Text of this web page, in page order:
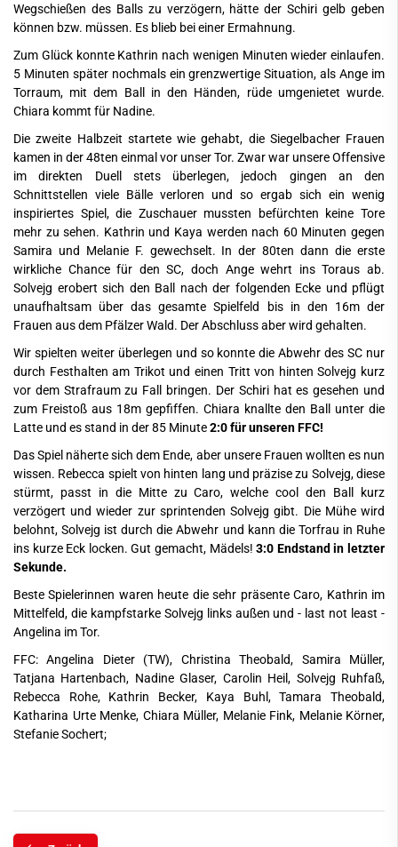
Wegschießen des Balls zu verzögern, hätte der Schiri gelb geben
können bzw. müssen. Es blieb bei einer Ermahnung.
Zum Glück konnte Kathrin nach wenigen Minuten wieder einlaufen.
5 Minuten später nochmals ein grenzwertige Situation, als Ange im
Torraum, mit dem Ball in den Händen, rüde umgenietet wurde.
Chiara kommt für Nadine.
Die zweite Halbzeit startete wie gehabt, die Siegelbacher Frauen
kamen in der 48ten einmal vor unser Tor. Zwar war unsere Offensive
im direkten Duell stets überlegen, jedoch gingen an den
Schnittstellen viele Bälle verloren und so ergab sich ein wenig
inspiriertes Spiel, die Zuschauer mussten befürchten keine Tore
mehr zu sehen. Kathrin und Kaya werden nach 60 Minuten gegen
Samira und Melanie F. gewechselt. In der 80ten dann die erste
wirkliche Chance für den SC, doch Ange wehrt ins Toraus ab.
Solvejg erobert sich den Ball nach der folgenden Ecke und pflügt
unaufhaltsam über das gesamte Spielfeld bis in den 16m der
Frauen aus dem Pfälzer Wald. Der Abschluss aber wird gehalten.
Wir spielten weiter überlegen und so konnte die Abwehr des SC nur
durch Festhalten am Trikot und einen Tritt von hinten Solvejg kurz
vor dem Strafraum zu Fall bringen. Der Schiri hat es gesehen und
zum Freistoß aus 18m gepfiffen. Chiara knallte den Ball unter die
Latte und es stand in der 85 Minute2:0 für unseren FFC!
Das Spiel näherte sich dem Ende, aber unsere Frauen wollten es nun
wissen. Rebecca spielt von hinten lang und präzise zu Solvejg, diese
stürmt, passt in die Mitte zu Caro, welche cool den Ball kurz
verzögert und wieder zur sprintenden Solvejg gibt. Die Mühe wird
belohnt, Solvejg ist durch die Abwehr und kann die Torfrau in Ruhe
ins kurze Eck locken. Gut gemacht, Mädels!3:0 Endstand in letzter
Sekunde.
Beste Spielerinnen waren heute die sehr präsente Caro, Kathrin im
Mittelfeld, die kampfstarke Solvejg links außen und - last not least -
Angelina im Tor.
FFC: Angelina Dieter (TW), Christina Theobald, Samira Müller,
Tatjana Hartenbach, Nadine Glaser, Carolin Heil, Solvejg Ruhfaß,
Rebecca Rohe, Kathrin Becker, Kaya Buhl, Tamara Theobald,
Katharina Urte Menke, Chiara Müller, Melanie Fink, Melanie Körner,
Stefanie Sochert;